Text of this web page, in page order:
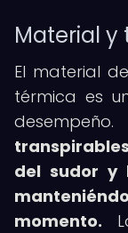
Material y
El material
térmica es
del sudor y
momento.